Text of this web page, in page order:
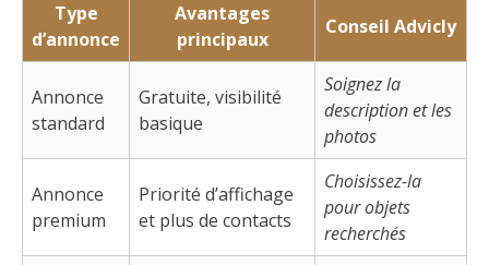
Type
d’annonce
Avantages
principaux
Conseil Advicly
Annonce
standard
Gratuite, visibilité
basique
Soignez la
description et les
photos
Annonce
premium
Priorité d’affichage
et plus de contacts
Choisissez-la
pour objets
recherchés